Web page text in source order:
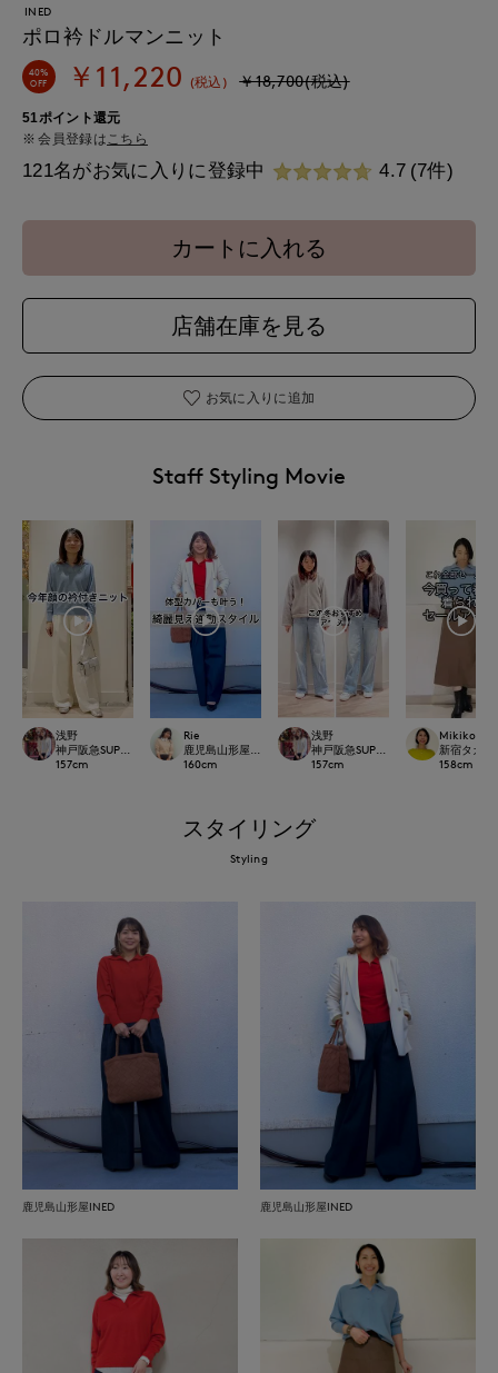
INED
ポロ衿ドルマンニット
40%
OFF
￥11,220 (税込) ￥18,700(税込)
51ポイント還元
会員登録は こちら
121名がお気に入りに登録中 4.7 (7件)
カートに入れる
店舗在庫を見る
お気に入りに追加
Staff Styling Movie
浅野
神戸阪急SUPERIORCLOSET
157cm
Rie
鹿児島山形屋INED
160cm
浅野
神戸阪急SUPERIORCLOSET
157cm
Mikiko
新宿タカシ
158cm
スタイリング
Styling
鹿児島山形屋INED 鹿児島山形屋INED